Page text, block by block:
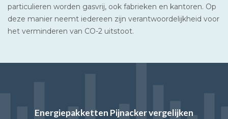
particulieren worden gasvrij, ook fabrieken en kantoren. Op
deze manier neemt iedereen zijn verantwoordelijkheid voor
het verminderen van CO-2 uitstoot.
Energiepakketten Pijnacker vergelijken